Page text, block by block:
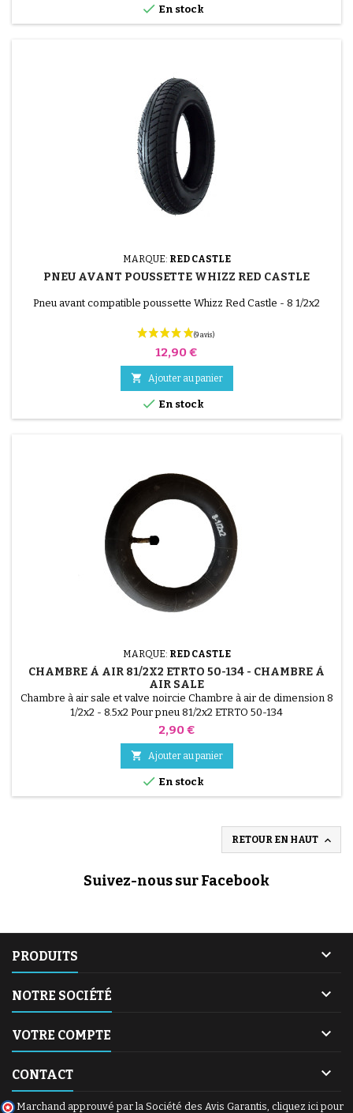
(26 avis)
 En stock
MARQUE: RED CASTLE
PNEU AVANT POUSSETTE WHIZZ RED CASTLE
Pneu avant compatible poussette Whizz Red Castle - 8 1/2x2
Prix
12,90 €
 Ajouter au panier
 En stock
MARQUE: RED CASTLE
CHAMBRE À AIR 81/2X2 ETRTO 50-134 - CHAMBRE À
AIR SALE
Chambre à air sale et valve noircie Chambre à air de dimension 8
1/2x2 - 8.5x2 Pour pneu 81/2x2 ETRTO 50-134
Prix
2,90 €
 Ajouter au panier
 En stock
RETOUR EN HAUT 
Suivez-nous sur Facebook
PRODUITS 
NOTRE SOCIÉTÉ 
VOTRE COMPTE 
CONTACT 
Marchand approuvé par la Société des Avis Garantis, cliquez ici pour